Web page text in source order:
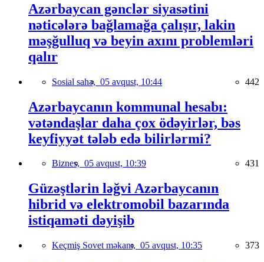
Azərbaycan gənclər siyasətini
nəticələrə bağlamağa çalışır, lakin
məşğulluq və beyin axını problemləri
qalır
Sosial sahə, 05 avqust, 10:44 442
Azərbaycanın kommunal hesabı:
vətəndaşlar daha çox ödəyirlər, bəs
keyfiyyət tələb edə bilirlərmi?
Biznes, 05 avqust, 10:39 431
Güzəştlərin ləğvi Azərbaycanın
hibrid və elektromobil bazarında
istiqaməti dəyişib
Keçmiş Sovet məkanı, 05 avqust, 10:35 373